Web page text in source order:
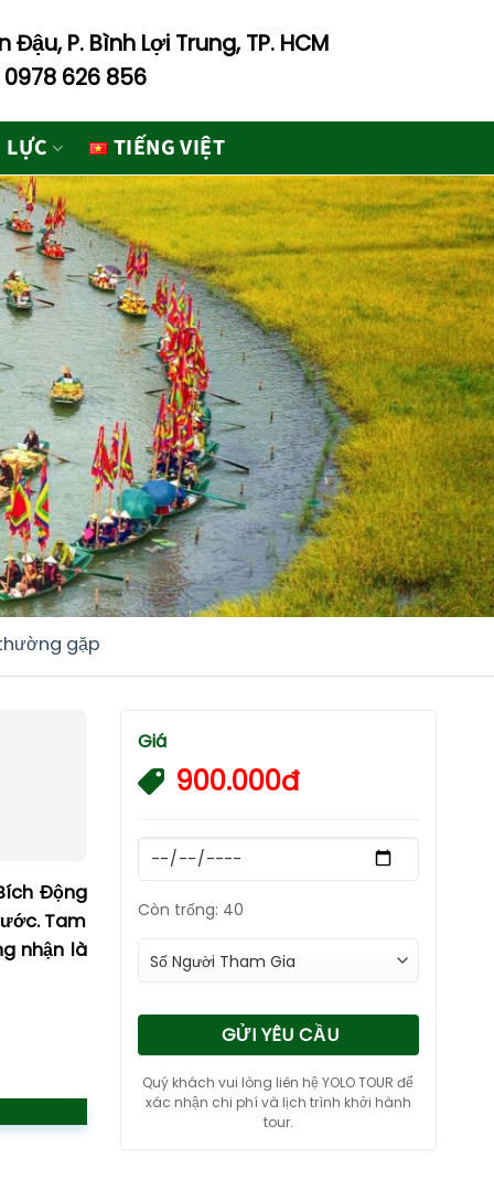
P. Bình Lợi Trung, TP. HCM
626 856
LỰC TIẾNG VIỆT
gặp
Động
Tam
nhận là
Giá
900.000đ
Còn trống: 40
GỬI YÊU CẦU
Quý khách vui lòng liên hệ YOLO TOUR để
xác nhận chi phí và lịch trình khởi hành
tour.